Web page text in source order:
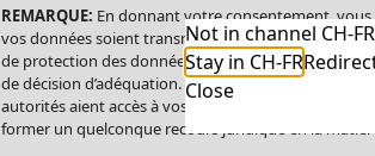
Not in channel CH-
Stay in CH-FR
Close
REMARQUE: En donnant votre consentement,
vos données soient transmises aux États-Unis. Les
de protection des données comparable à celui de
de décision d’adéquation. Par conséquent, vous
autorités aient accès à vos données à caractère
former un quelconque recours juridique en la